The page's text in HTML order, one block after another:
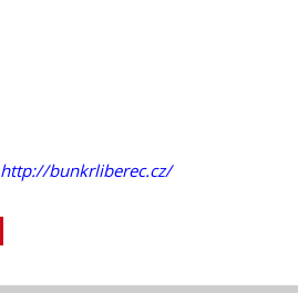
http://bunkrliberec.cz/